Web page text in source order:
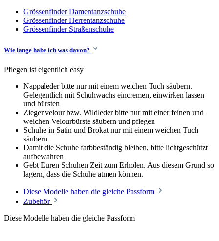
Grössenfinder Damentanzschuhe
Grössenfinder Herrentanzschuhe
Grössenfinder Straßenschuhe
Wie lange habe ich was davon?
Pflegen ist eigentlich easy
Nappaleder bitte nur mit einem weichen Tuch säubern.
Gelegentlich mit Schuhwachs eincremen, einwirken lassen
und bürsten
Ziegenvelour bzw. Wildleder bitte nur mit einer feinen und
weichen Velourbürste säubern und pflegen
Schuhe in Satin und Brokat nur mit einem weichen Tuch
säubern
Damit die Schuhe farbbeständig bleiben, bitte lichtgeschützt
aufbewahren
Gebt Euren Schuhen Zeit zum Erholen. Aus diesem Grund so
lagern, dass die Schuhe atmen können.
Diese Modelle haben die gleiche Passform
Zubehör
Diese Modelle haben die gleiche Passform